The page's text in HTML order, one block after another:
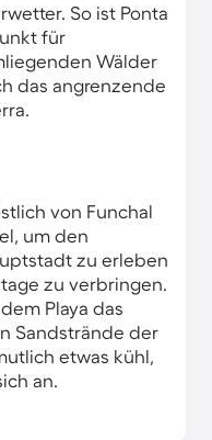
So ist Ponta
für
Wälder
das angrenzende
von Funchal
um den
zu erleben
zu verbringen.
Playa das
Sandstrände der
etwas kühl,
an.